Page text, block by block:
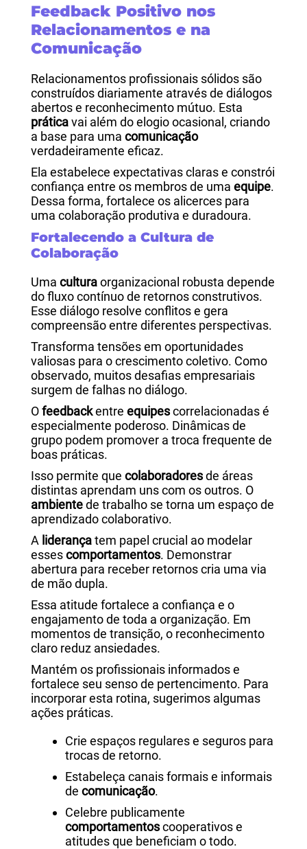
Feedback Positivo nos
Relacionamentos e na
Comunicação
Relacionamentos profissionais sólidos são
construídos diariamente através de diálogos
abertos e reconhecimento mútuo. Esta
práticavai além do elogio ocasional, criando
a base para uma comunicação
verdadeiramente eficaz.
Ela estabelece expectativas claras e constrói
confiança entre os membros de uma equipe.
Dessa forma, fortalece os alicerces para
uma colaboração produtiva e duradoura.
Fortalecendo a Cultura de
Colaboração
Uma culturaorganizacional robusta depende
do fluxo contínuo de retornos construtivos.
Esse diálogo resolve conflitos e gera
compreensão entre diferentes perspectivas.
Transforma tensões em oportunidades
valiosas para o crescimento coletivo. Como
observado, muitos desafias empresariais
surgem de falhas no diálogo.
Ofeedbackentre equipescorrelacionadas é
especialmente poderoso. Dinâmicas de
grupo podem promover a troca frequente de
boas práticas.
Isso permite que colaboradoresde áreas
distintas aprendam uns com os outros. O
ambientede trabalho se torna um espaço de
aprendizado colaborativo.
A liderançatem papel crucial ao modelar
essescomportamentos. Demonstrar
abertura para receber retornos cria uma via
de mão dupla.
Essa atitude fortalece a confiança e o
engajamento de toda a organização. Em
momentos de transição, o reconhecimento
claro reduz ansiedades.
Mantém os profissionais informados e
fortalece seu senso de pertencimento. Para
incorporar esta rotina, sugerimos algumas
ações práticas.
Crie espaços regulares e seguros para
trocas de retorno.
Estabeleça canais formais e informais
de comunicação.
Celebre publicamente
comportamentoscooperativos e
atitudes que beneficiam o todo.